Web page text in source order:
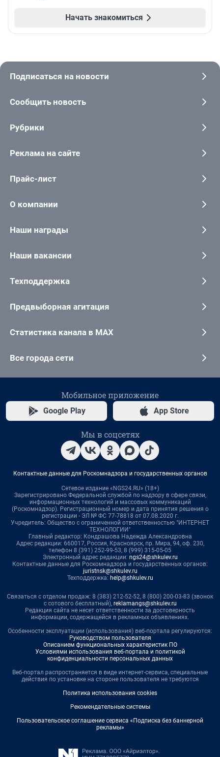
Начать знакомиться
Подписаться на новости
Сообщить новость
Рубрики
Реклама на сайте
Прайс-лист
О компании
Наши награды
Наши вакансии
Техподдержка
Предвыборная агитация
Статистика канала в MAX
Все города сети
Мобильное приложение
Google Play App Store
Мы в соцсетях
Контактные данные для Роскомнадзора и государственных органов
Сетевое издание «NGS24.RU» (18+)
Зарегистрировано Федеральной службой по надзору в сфере связи,
информационных технологий и массовых коммуникаций
(Роскомнадзор). Регистрационный номер и дата принятия решения о
регистрации - ЭЛ № ФС 77-78818 от 07.08.2020 г.
Учредитель: Общество с ограниченной ответственностью "ИНТЕРНЕТ
ТЕХНОЛОГИИ"
Главный редактор: Кондрашова Надежда Александровна
Адрес редакции: 660017, Россия, Красноярск, пр. Мира, 94, оф. 230,
телефон 8 (391) 252-99-53, 8 (999) 315-05-05
Электронный адрес редакции: ngs24@shkulev.ru
Контактные данные для Роскомнадзора и государственных органов:
juristnsk@shkulev.ru
Техподдержка: help@shkulev.ru
Связаться с отделом продаж: 8 (383) 212-52-52, 8 (800) 200-03-83 (звонок
с сотового бесплатный), reklamangs@shkulev.ru
Редакция сайта не несет ответственности за достоверность
информации, содержащейся в рекламных объявлениях.
Особенности эксплуатации (использования) веб-портала регулируются:
Руководством пользователя
Описанием функциональных характеристик ПО
Условиями использования веб-портала и политикой
конфиденциальности персональных данных
Веб-портал распространяется в виде интернет-сервиса, специальные
действия по установке на стороне пользователя не требуются
Политика использования cookies
Рекомендательные системы
Пользовательское соглашение сервиса «Подписка без баннерной
рекламы»